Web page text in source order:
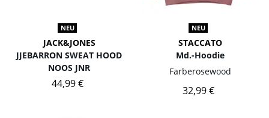
NEU
JACK&JONES
JJEBARRON SWEAT HOOD
NOOS JNR
44,99 €
NEU
STACCATO
Md.-Hoodie
Farberosewood
32,99 €